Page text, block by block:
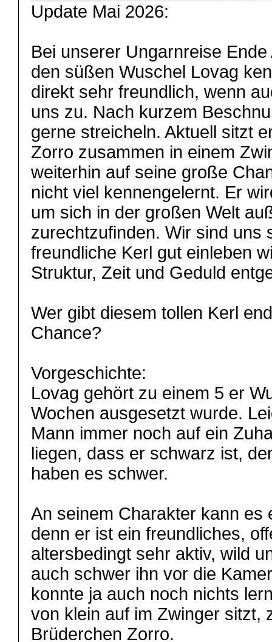
Update Mai 2026:
Bei unserer Ungarnreise
den süßen Wuschel Lovag
direkt sehr freundlich, wenn
uns zu. Nach kurzem
gerne streicheln. Aktuell sitzt
Zorro zusammen in einem
weiterhin auf seine große
nicht viel kennengelernt. Er
um sich in der großen Welt
zurechtzufinden. Wir sind uns
freundliche Kerl gut einleben
Struktur, Zeit und Geduld
Wer gibt diesem tollen Kerl
Chance?
Vorgeschichte:
Lovag gehört zu einem 5 er
Wochen ausgesetzt wurde.
Mann immer noch auf ein
liegen, dass er schwarz ist,
haben es schwer.
An seinem Charakter kann es
denn er ist ein freundliches,
altersbedingt sehr aktiv, wild
auch schwer ihn vor die
konnte ja auch noch nichts
von klein auf im Zwinger sitzt,
Brüderchen Zorro.